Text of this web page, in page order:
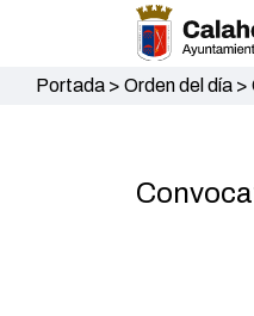
Portada> Orden del día>